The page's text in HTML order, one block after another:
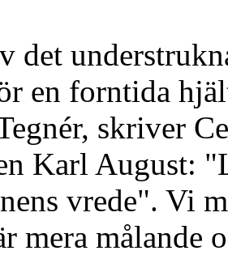
det
en forntida
skriver
Karl August:
vrede". Vi
mera